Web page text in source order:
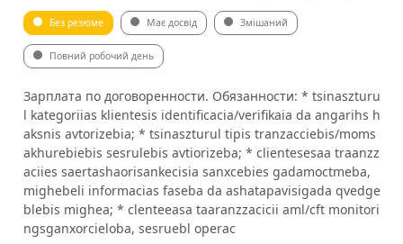
Без резюме Має досвід Змішаний
Повний робочий день
Зарплата по договоренности. Обязанности: * tsinaszturu
l kategoriias klientesis identificacia/verifikaia da angarihs h
aksnis avtorizebia; * tsinaszturul tipis tranzacciebis/moms
akhurebiebis sesrulebis avtiorizeba; * clientesesaa traanzz
aciies saertashaorisankecisia sanxcebies gadamoctmeba,
mighebeli informacias faseba da ashatapavisigada qvedge
blebis mighea; * clenteeasa taaranzzacicii aml/cft monitori
ngsganxorcieloba, sesruebl operac